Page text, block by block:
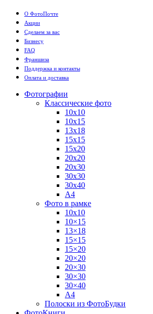
О ФотоПочте
Акции
Сделаем за вас
Бизнесу
FAQ
Франшиза
Поддержка и контакты
Оплата и доставка
Фотографии
Классические фото
10х10
10х15
13х18
15х15
15х20
20х20
20х30
30х30
30х40
А4
Фото в рамке
10х10
10×15
13×18
15×15
15×20
20×20
20×30
30×30
30×40
A4
Полоски из ФотоБудки